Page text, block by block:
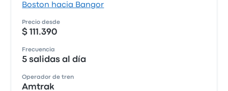
Boston hacia Bangor
Precio desde
$ 111.390
Frecuencia
5 salidas al día
Operador de tren
Amtrak